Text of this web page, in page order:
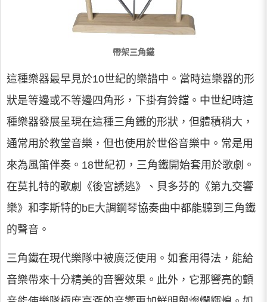
帶架三角鐵
這種樂器最早見於10世紀的樂譜中。當時這樂器的形
狀是等邊或不等邊四角形，下掛有鈴鐺。中世紀時這
種樂器發展呈現在這種三角鐵的形狀，但體積稍大，
通常用於教堂音樂，但也使用於世俗音樂中。常是用
來為風笛伴奏。18世紀初，三角鐵開始套用於歌劇。
在莫扎特的歌劇《後宮誘逃》、貝多芬的《第九交響
樂》和李斯特的bE大調鋼琴協奏曲中都能聽到三角鐵
的聲音。
三角鐵在現代樂隊中被廣泛使用。如套用得法，能給
音樂帶來十分精美的音響效果。此外，它那響亮的顫